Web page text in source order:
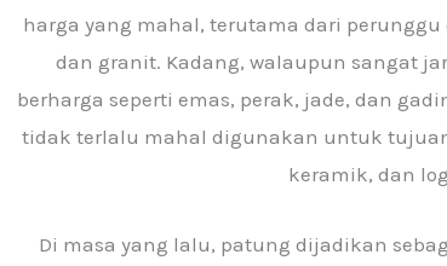
harga yang mahal, terutama dari
dan granit. Kadang, walaupun sangat
berharga seperti emas, perak, jade, dan
tidak terlalu mahal digunakan untuk
keramik, dan
Di masa yang lalu, patung dijadikan